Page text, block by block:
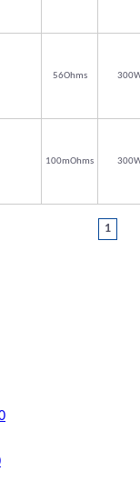
56Ohms
100mOhms
1